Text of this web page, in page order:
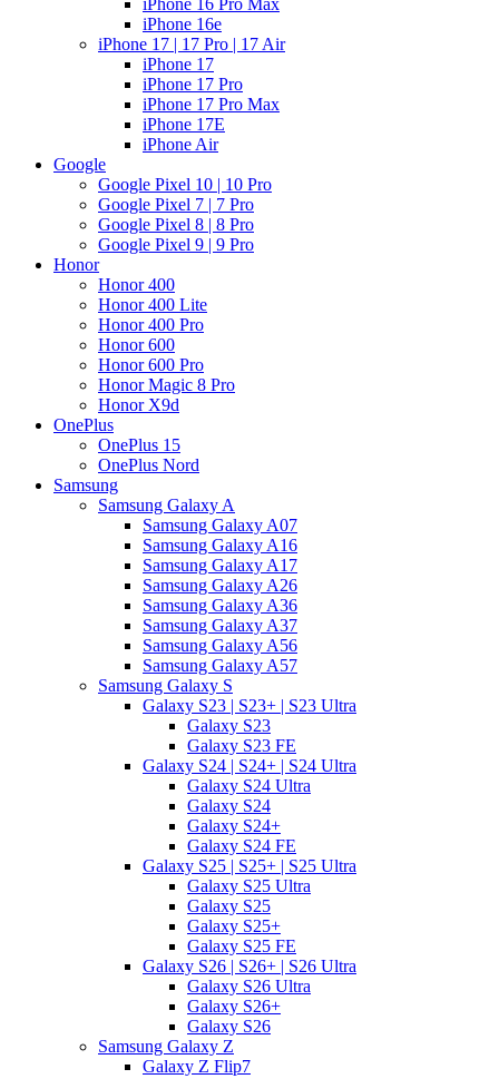
iPhone 16 Pro Max
iPhone 16e
iPhone 17 | 17 Pro | 17 Air
iPhone 17
iPhone 17 Pro
iPhone 17 Pro Max
iPhone 17E
iPhone Air
Google
Google Pixel 10 | 10 Pro
Google Pixel 7 | 7 Pro
Google Pixel 8 | 8 Pro
Google Pixel 9 | 9 Pro
Honor
Honor 400
Honor 400 Lite
Honor 400 Pro
Honor 600
Honor 600 Pro
Honor Magic 8 Pro
Honor X9d
OnePlus
OnePlus 15
OnePlus Nord
Samsung
Samsung Galaxy A
Samsung Galaxy A07
Samsung Galaxy A16
Samsung Galaxy A17
Samsung Galaxy A26
Samsung Galaxy A36
Samsung Galaxy A37
Samsung Galaxy A56
Samsung Galaxy A57
Samsung Galaxy S
Galaxy S23 | S23+ | S23 Ultra
Galaxy S23
Galaxy S23 FE
Galaxy S24 | S24+ | S24 Ultra
Galaxy S24 Ultra
Galaxy S24
Galaxy S24+
Galaxy S24 FE
Galaxy S25 | S25+ | S25 Ultra
Galaxy S25 Ultra
Galaxy S25
Galaxy S25+
Galaxy S25 FE
Galaxy S26 | S26+ | S26 Ultra
Galaxy S26 Ultra
Galaxy S26+
Galaxy S26
Samsung Galaxy Z
Galaxy Z Flip7